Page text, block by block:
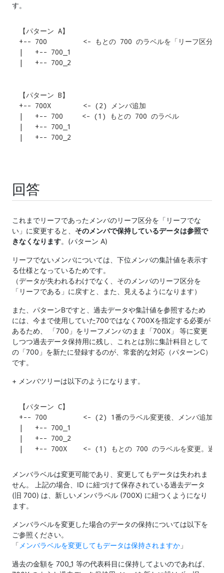
す。
【パターン A】
+-- 700         <- もとの 700 のラベルを「リーフ区分＝リ
|   +-- 700_1
|   +-- 700_2
【パターン B】
+-- 700X        <- (2) メンバ追加
|   +-- 700   　<- (1) もとの 700 のラベル
|   +-- 700_1
|   +-- 700_2
回答
これまでリーフであったメンバのリーフ区分を「リーフでな
い」に変更すると、 そのメンバで保持しているデータは参照で
きなくなります。(パターン A)
リーフでないメンバについては、下位メンバの集計値を表示す
る仕様となっているためです。
（データが失われるわけでなく、そのメンバのリーフ区分を
「リーフである」に戻すと、また、見えるようになります）
また、パターンBですと、過去データや集計値を参照するため
には、今まで使用していた700ではなく700Xを指定する必要が
あるため、 「700」をリーフメンバのまま「700X」 等に変更
しつつ過去データ保持用に残し、これとは別に集計科目として
の「700」を新たに登録するのが、常套的な対応（パターンC）
です。
+ メンバツリーは以下のようになります。
【パターン C】
+-- 700         <- (2) 1番のラベル変更後、メンバ追加
|   +-- 700_1
|   +-- 700_2
|   +-- 700X    <- (1) もとの 700 のラベルを変更。過去デ
メンバラベルは変更可能であり、変更してもデータは失われま
せん。 上記の場合、ID に紐づけて保存されている過去データ
(旧 700) は、新しいメンバラベル (700X) に紐つくようになり
ます。
メンバラベルを変更した場合のデータの保持については以下を
ご参照ください。
「 メンバラベルを変更してもデータは保持されますか 」
過去の金額を 700_1 等の代表科目に保持してよいのであれば、